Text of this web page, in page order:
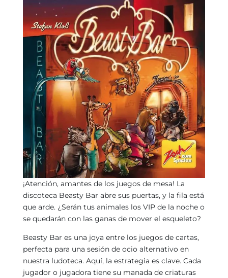
¡Atención, amantes de los juegos de mesa! La
discoteca Beasty Bar abre sus puertas, y la fila está
que arde. ¿Serán tus animales los VIP de la noche o
se quedarán con las ganas de mover el esqueleto?
Beasty Bar es una joya entre los juegos de cartas,
perfecta para una sesión de ocio alternativo en
nuestra ludoteca. Aquí, la estrategia es clave. Cada
jugador o jugadora tiene su manada de criaturas